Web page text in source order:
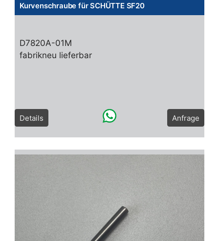
Kurvenschraube für SCHÜTTE SF20
D7820A-01M
fabrikneu lieferbar
Details Anfrage